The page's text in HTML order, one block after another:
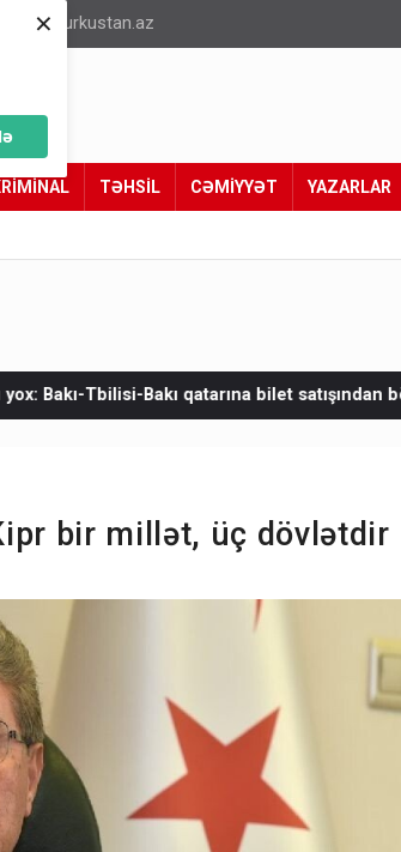
×
info@turkustan.az
TƏHSİL CƏMİYYƏT YAZARLAR
bilet satışından böyük narazılıq
bir millət, üç dövlətdir